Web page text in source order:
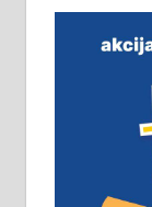
м2 са
виру у
замена.